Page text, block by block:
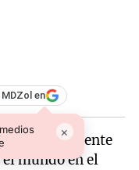
en
×
principal fuente
mundo en el